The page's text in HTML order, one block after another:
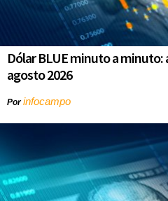
Dólar BLUE minuto a minuto:
agosto 2026
Porinfocampo